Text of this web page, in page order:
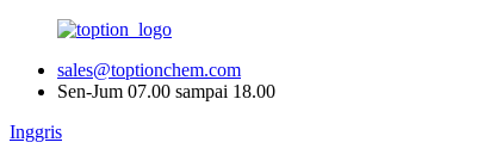
sales@toptionchem.com
Sen-Jum 07.00 sampai 18.00
Inggris